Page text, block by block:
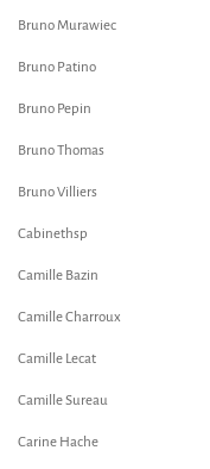
Bruno Murawiec
Bruno Patino
Bruno Pepin
Bruno Thomas
Bruno Villiers
Cabinethsp
Camille Bazin
Camille Charroux
Camille Lecat
Camille Sureau
Carine Hache